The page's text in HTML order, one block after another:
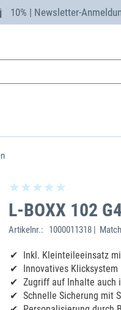
10% | Newsletter-
L-BOXX 102
Artikelnr.: 1000011318 |
Inkl. Kleinteileeinsatz
Innovatives
Zugriff auf Inhalte auch
Schnelle Sicherung mit